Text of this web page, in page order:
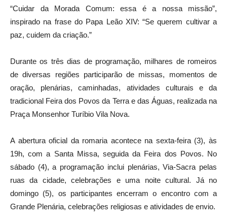
“Cuidar da Morada Comum: essa é a nossa missão”,
inspirado na frase do Papa Leão XIV: “Se querem cultivar a
paz, cuidem da criação.”
Durante os três dias de programação, milhares de romeiros
de diversas regiões participarão de missas, momentos de
oração, plenárias, caminhadas, atividades culturais e da
tradicional Feira dos Povos da Terra e das Águas, realizada na
Praça Monsenhor Turíbio Vila Nova.
A abertura oficial da romaria acontece na sexta-feira (3), às
19h, com a Santa Missa, seguida da Feira dos Povos. No
sábado (4), a programação inclui plenárias, Via-Sacra pelas
ruas da cidade, celebrações e uma noite cultural. Já no
domingo (5), os participantes encerram o encontro com a
Grande Plenária, celebrações religiosas e atividades de envio.